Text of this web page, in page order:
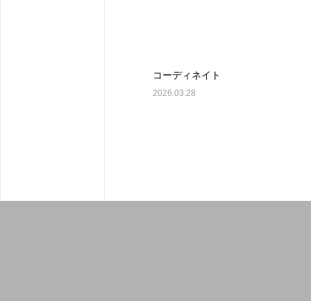
コーディネイト
2026.03.28